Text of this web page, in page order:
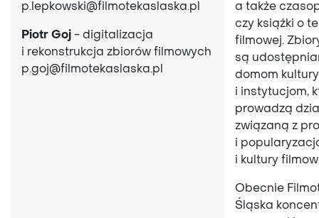
p.lepkowski@filmotekaslaska.pl
Piotr Goj - digitalizacja
i rekonstrukcja zbiorów filmowych
p.goj@filmotekaslaska.pl
a także
czy książki o
filmowej.
są
domom kultury
i instytucjom,
prowadzą
związaną z
i
i kultury
Obecnie
Śląska